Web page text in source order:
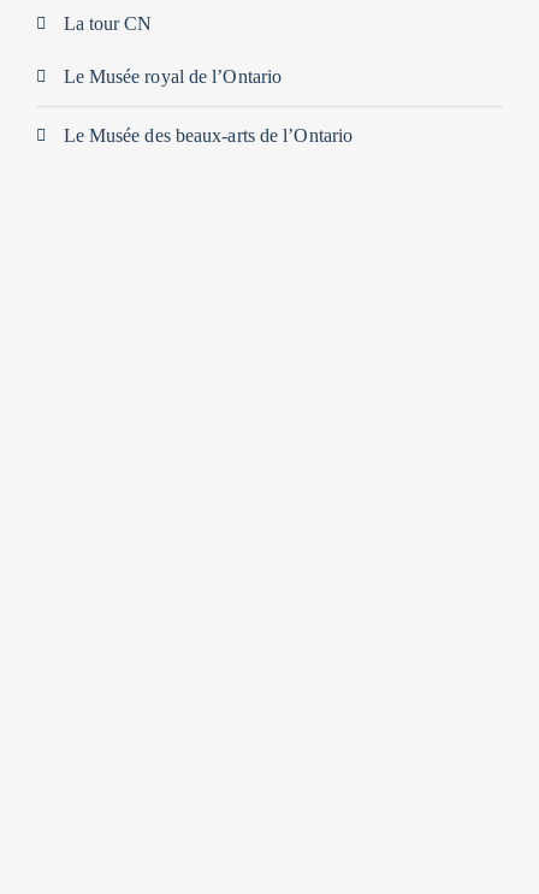
La tour CN
Le Musée royal de l’Ontario
Le Musée des beaux-arts de l’Ontario